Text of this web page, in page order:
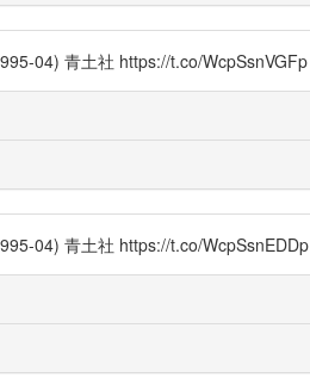
04) 青土社 https://t.co/WcpSsnVGFp
04) 青土社 https://t.co/WcpSsnEDDp